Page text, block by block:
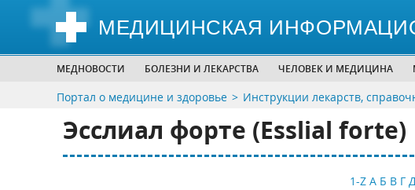
МЕДИЦИНСКАЯ
МЕДНОВОСТИ БОЛЕЗНИ И ЛЕКАРСТВА ЧЕЛОВЕК И МЕДИЦИНА
Портал о медицине и здоровье Инструкции лекарств,
Эсслиал форте (Esslial forte)
1-Z А Б В Г